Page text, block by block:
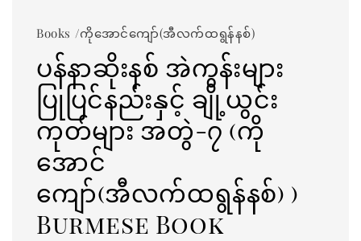
Books /ကိုအောင်ကျော်(အီလက်ထရွန်နစ်)
ပန်နာဆိုးနစ် အဲကွန်းများ
ပြုပြင်နည်းနှင့် ချို့ယွင်း
ကုတ်များ အတွဲ-၇ (ကို
အောင်
ကျော်(အီလက်ထရွန်နစ်) )
Burmese Book